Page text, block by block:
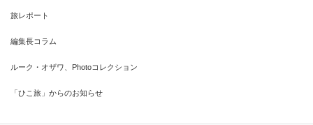
旅レポート
編集長コラム
ルーク・オザワ、Photoコレクション
「ひこ旅」からのお知らせ